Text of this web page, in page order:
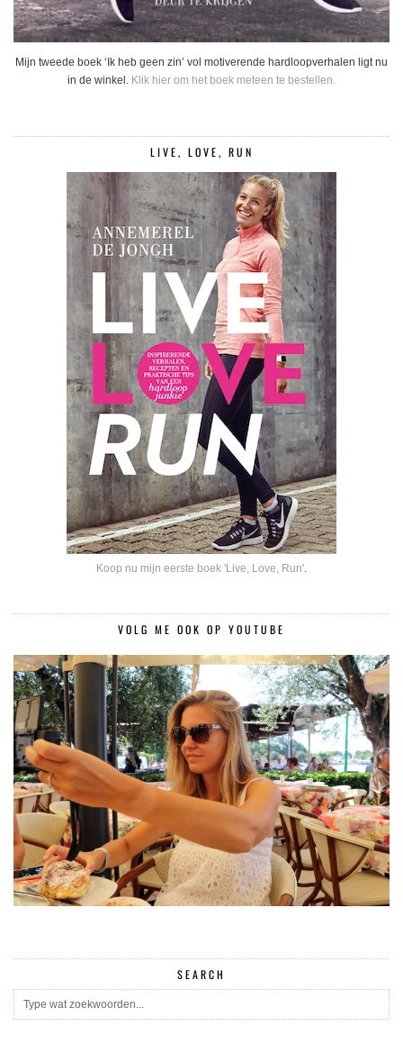
Mijn tweede boek ‘Ik heb geen zin’ vol motiverende hardloopverhalen ligt nu
in de winkel. Klik hier om het boek meteen te bestellen.
LIVE, LOVE, RUN
Koop nu mijn eerste boek 'Live, Love, Run'.
VOLG ME OOK OP YOUTUBE
SEARCH